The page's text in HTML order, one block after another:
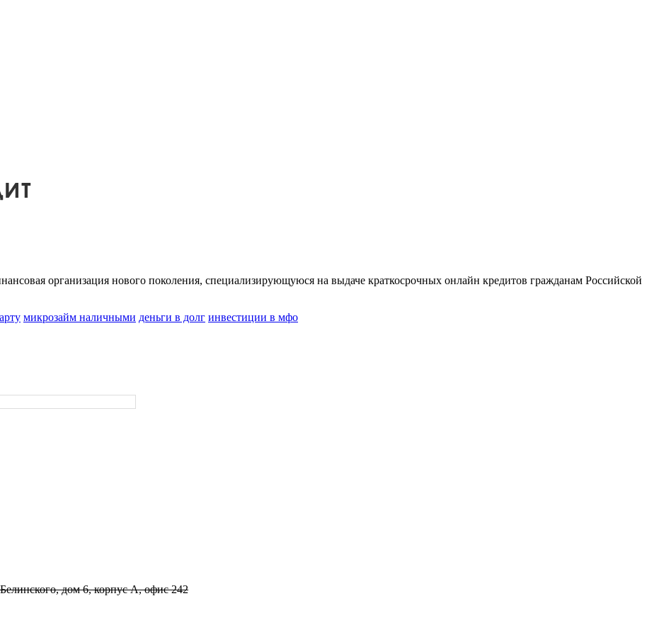
организация нового поколения, специализирующуюся на выдаче краткосрочных онлайн кредитов гражданам Российской
микрозайм наличными деньги в долг инвестиции в мфо
дом 6, корпус А, офис 242